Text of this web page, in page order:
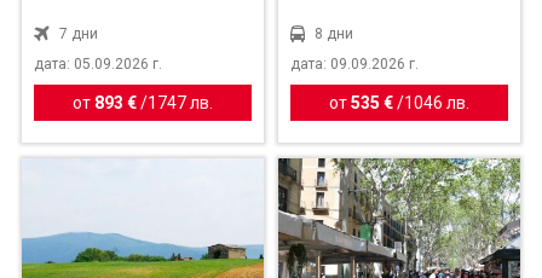
7 дни
дата: 05.09.2026 г.
от 893 € / 1747 лв.
8 дни
дата: 09.09.2026 г.
от535 €/ 1046 лв.